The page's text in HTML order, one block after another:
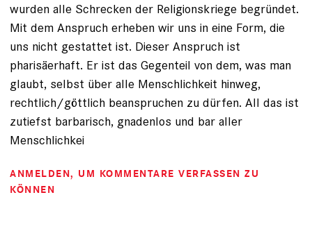
wurden alle Schrecken der Religionskriege begründet.
Mit dem Anspruch erheben wir uns in eine Form, die
uns nicht gestattet ist. Dieser Anspruch ist
pharisäerhaft. Er ist das Gegenteil von dem, was man
glaubt, selbst über alle Menschlichkeit hinweg,
rechtlich/göttlich beanspruchen zu dürfen. All das ist
zutiefst barbarisch, gnadenlos und bar aller
Menschlichkei
ANMELDEN, UM KOMMENTARE VERFASSEN ZU
KÖNNEN